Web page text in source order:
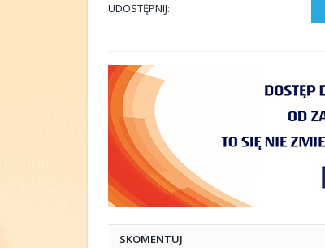
UDOSTĘPNIJ:
SKOMENTUJ